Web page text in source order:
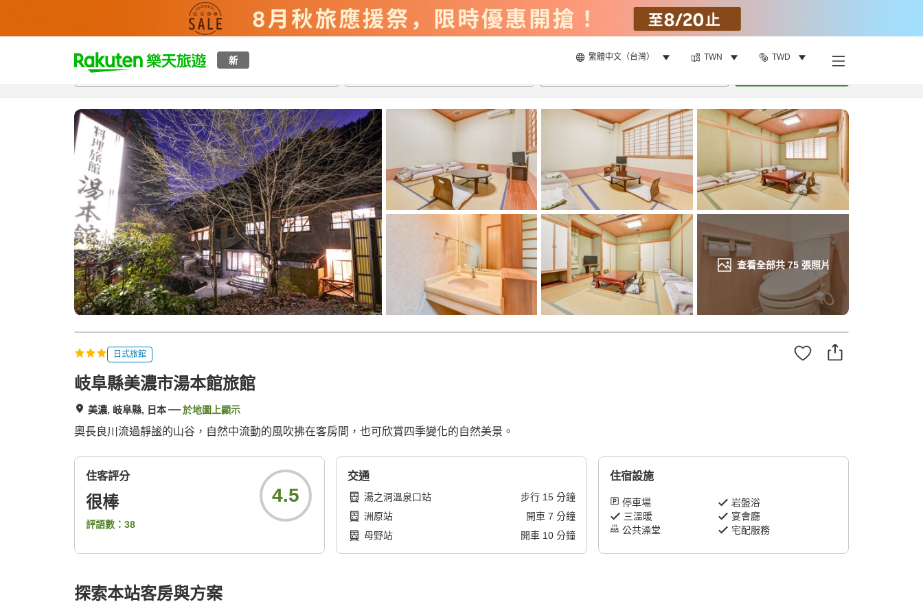
新 繁體中文（台灣） TWN TWD
t
p
a
g
e
_
e
a
c
h
查看全部共 75張照片
總覽客房與方案評語設施
日式旅館
岐阜縣美濃市湯本館旅館
美濃, 岐阜縣, 日本 於地圖上顯示
奧長良川流過靜謐的山谷，自然中流動的風吹拂在客房間，也可欣賞四季變化的自然美景。
住客評分
很棒
評語數： 38
4.5
交通
湯之洞溫泉口站 步行 15分鐘
洲原站
開車 7 分鐘
母野站
開車 10分鐘
住宿設施
停車場
岩盤浴
三溫暖
宴會廳
公共澡堂
宅配服務
探索本站客房與方案